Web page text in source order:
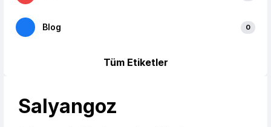
Blog 0
Tüm Etiketler
Salyangoz